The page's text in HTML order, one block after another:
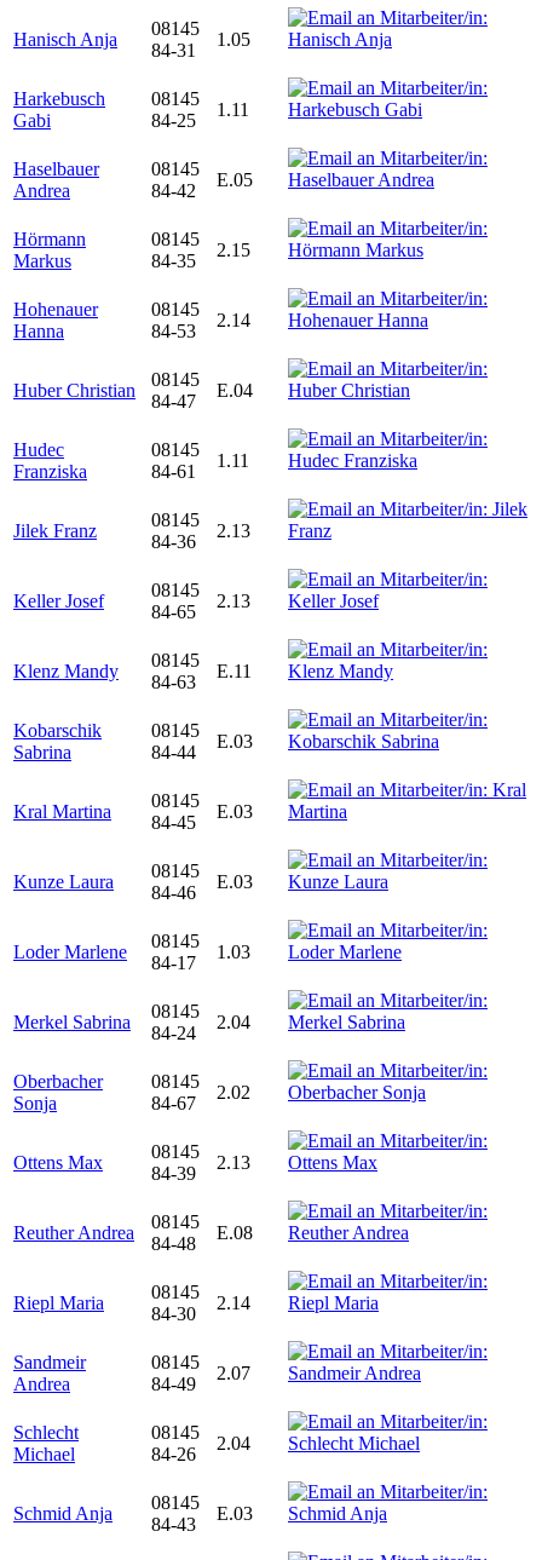
Hanisch Anja
08145
84-31
1.05
Harkebusch
Gabi
08145
84-25
1.11
Haselbauer
Andrea
08145
84-42
E.05
Hörmann
Markus
08145
84-35
2.15
Hohenauer
Hanna
08145
84-53
2.14
Huber Christian
08145
84-47
E.04
Hudec
Franziska
08145
84-61
1.11
Jilek Franz
08145
84-36
2.13
Keller Josef
08145
84-65
2.13
Klenz Mandy
08145
84-63
E.11
Kobarschik
Sabrina
08145
84-44
E.03
Kral Martina
08145
84-45
E.03
Kunze Laura
08145
84-46
E.03
Loder Marlene
08145
84-17
1.03
Merkel Sabrina
08145
84-24
2.04
Oberbacher
Sonja
08145
84-67
2.02
Ottens Max
08145
84-39
2.13
Reuther Andrea
08145
84-48
E.08
Riepl Maria
08145
84-30
2.14
Sandmeir
Andrea
08145
84-49
2.07
Schlecht
Michael
08145
84-26
2.04
Schmid Anja
08145
84-43
E.03